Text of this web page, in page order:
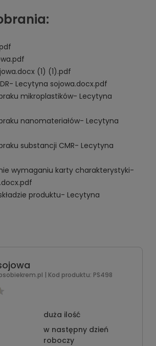
(1) (1).pdf
Lecytyna sojowa.docx.pdf
mikroplastików- Lecytyna
nanomateriałów- Lecytyna
substancji CMR- Lecytyna
wymaganiu karty charakterystyki-
produktu- Lecytyna
| Kod produktu: PS498
duża ilość
w następny dzień
roboczy